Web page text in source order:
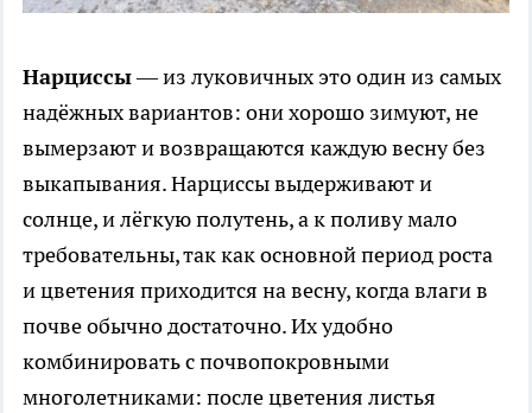
Нарциссы— из луковичных это один из самых
надёжных вариантов: они хорошо зимуют, не
вымерзают и возвращаются каждую весну без
выкапывания. Нарциссы выдерживают и
солнце, и лёгкую полутень, а к поливу мало
требовательны, так как основной период роста
и цветения приходится на весну, когда влаги в
почве обычно достаточно. Их удобно
комбинировать с почвопокровными
многолетниками: после цветения листья